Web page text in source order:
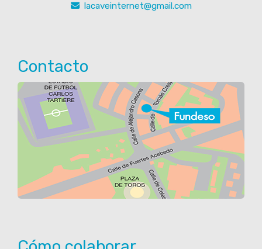
lacaveinternet
gmail.com
Contacto